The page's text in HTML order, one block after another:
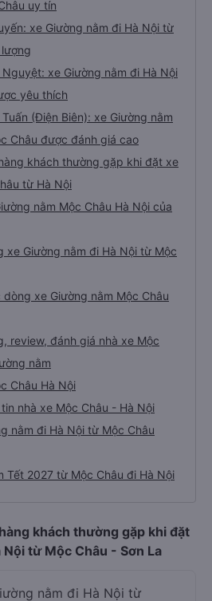
uy tín
xe Giường nằm đi Hà Nội từ
xe Giường nằm đi Hà Nội
yêu thích
(Điện Biên): xe Giường nằm
Châu được đánh giá cao
khách thường gặp khi đặt xe
từ Hà Nội
nằm Mộc Châu Hà Nội của
xe Giường nằm đi Hà Nội từ Mộc
dòng xe Giường nằm Mộc Châu
review, đánh giá nhà xe Mộc
nằm
Châu Hà Nội
nhà xe Mộc Châu - Hà Nội
nằm đi Hà Nội từ Mộc Châu
Tết 2027 từ Mộc Châu đi Hà Nội
khách thường gặp khi đặt
từ Mộc Châu - Sơn La
nằm đi Hà Nội từ